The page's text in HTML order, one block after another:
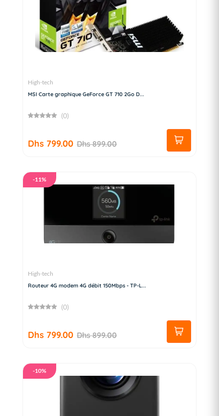
High-tech
MSI Carte graphique GeForce GT 710 2Go D...
(0)
Dhs 799.00 Dhs 899.00
-11%
High-tech
Routeur 4G modem 4G débit 150Mbps - TP-L...
(0)
Dhs 799.00 Dhs 899.00
-10%